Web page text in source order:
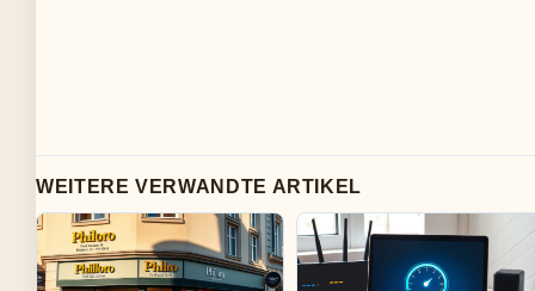
WEITERE VERWANDTE ARTIKEL